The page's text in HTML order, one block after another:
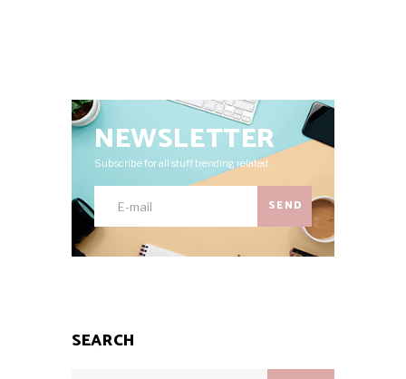
NEWSLETTER
Subscribe for all stuff trending related.
SEND
SEARCH